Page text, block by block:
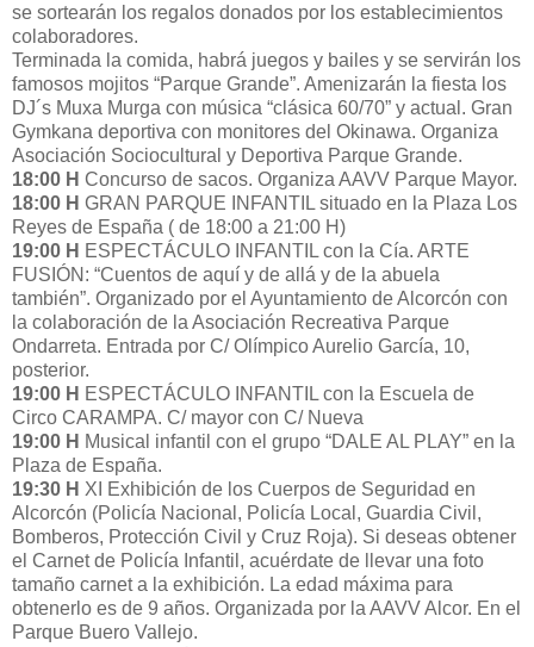
se sortearán los regalos donados por los establecimientos
colaboradores.
Terminada la comida, habrá juegos y bailes y se servirán los
famosos mojitos “Parque Grande”. Amenizarán la fiesta los
DJ´s Muxa Murga con música “clásica 60/70” y actual. Gran
Gymkana deportiva con monitores del Okinawa. Organiza
Asociación Sociocultural y Deportiva Parque Grande.
18:00 H Concurso de sacos. Organiza AAVV Parque Mayor.
18:00 H GRAN PARQUE INFANTIL situado en la Plaza Los
Reyes de España ( de 18:00 a 21:00 H)
19:00 H ESPECTÁCULO INFANTIL con la Cía. ARTE
FUSIÓN: “Cuentos de aquí y de allá y de la abuela
también”. Organizado por el Ayuntamiento de Alcorcón con
la colaboración de la Asociación Recreativa Parque
Ondarreta. Entrada por C/ Olímpico Aurelio García, 10,
posterior.
19:00 H ESPECTÁCULO INFANTIL con la Escuela de
Circo CARAMPA. C/ mayor con C/ Nueva
19:00 H Musical infantil con el grupo “DALE AL PLAY” en la
Plaza de España.
19:30 H XI Exhibición de los Cuerpos de Seguridad en
Alcorcón (Policía Nacional, Policía Local, Guardia Civil,
Bomberos, Protección Civil y Cruz Roja). Si deseas obtener
el Carnet de Policía Infantil, acuérdate de llevar una foto
tamaño carnet a la exhibición. La edad máxima para
obtenerlo es de 9 años. Organizada por la AAVV Alcor. En el
Parque Buero Vallejo.